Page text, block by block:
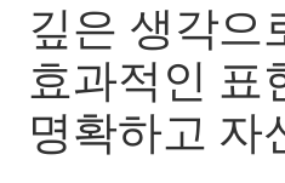
깊은 생각으
효과적인 표
명확하고 자